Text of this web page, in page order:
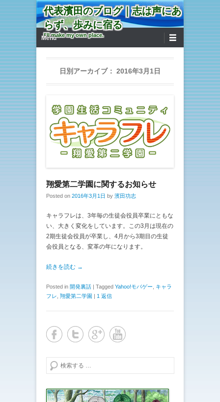
代表濱田のブログ｜志は声にあ
らず、歩みに宿る
I'll make my own place.
第1メニュー
コンテンツへ移動
Menu
日別アーカイブ： 2016年3月1日
翔愛第二学園に関するお知らせ
Posted on 2016年3月1日 by 濱田功志
キャラフレは、3年毎の生徒会役員卒業にともな
い、大きく変化をしています。この3月は現在の
2期生徒会役員が卒業し、4月から3期目の生徒
会役員となる、変革の年になります。
続きを読む →
Posted in 開発裏話 | Tagged Yahoo!モバゲー
キャラ
フレ 翔愛第二学園 | 1 返信
検索する